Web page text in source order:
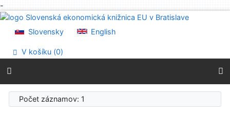
-
Prejsť na obsah
Prehlásenie o webovej prístupnosti
Slovensky English
V košíku (0)
Počet záznamov: 1